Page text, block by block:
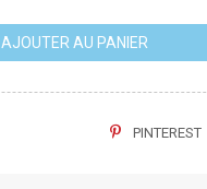
AJOUTER AU PANIER
PINTEREST